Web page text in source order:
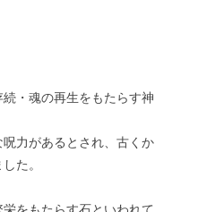
・魂の再生をもたらす神
力があるとされ、古くか
た。